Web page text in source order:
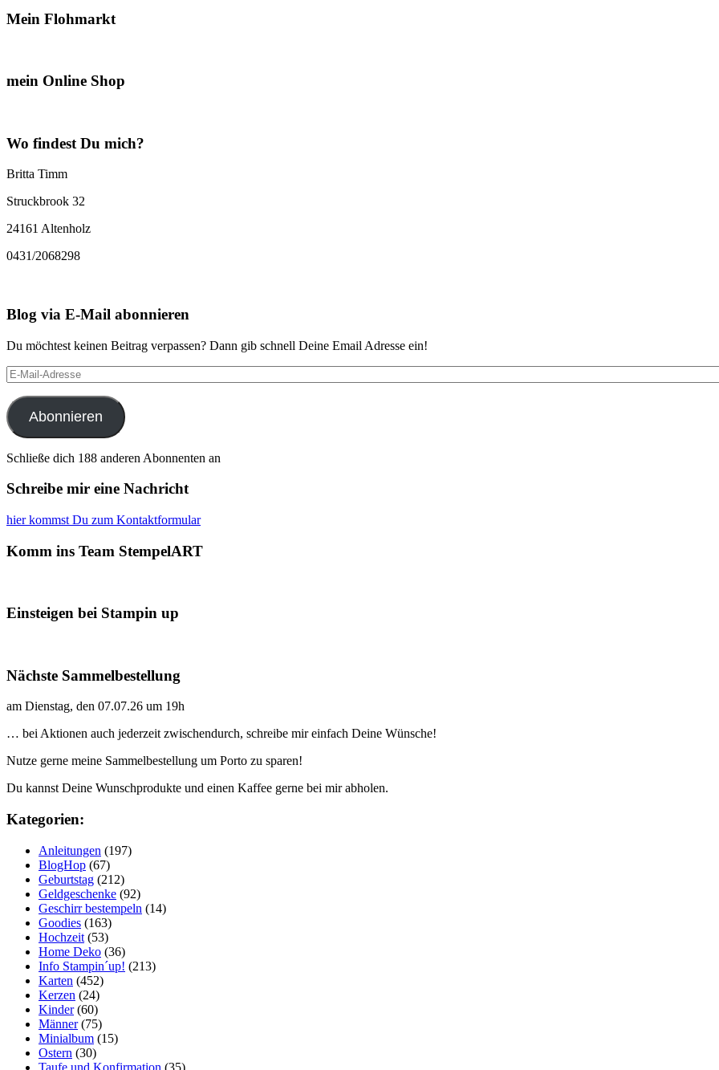
Mein Flohmarkt
mein Online Shop
Wo findest Du mich?
Britta Timm
Struckbrook 32
24161 Altenholz
0431/2068298
Blog via E-Mail abonnieren
Du möchtest keinen Beitrag verpassen? Dann gib schnell Deine Email Adresse ein!
E-
Mail-
Adresse
Abonnieren
Schließe dich 188 anderen Abonnenten an
Schreibe mir eine Nachricht
hier kommst Du zum Kontaktformular
Komm ins Team StempelART
Einsteigen bei Stampin up
Nächste Sammelbestellung
am Dienstag, den 07.07.26 um 19h
… bei Aktionen auch jederzeit zwischendurch, schreibe mir einfach Deine Wünsche!
Nutze gerne meine Sammelbestellung um Porto zu sparen!
Du kannst Deine Wunschprodukte und einen Kaffee gerne bei mir abholen.
Kategorien:
Anleitungen (197)
BlogHop (67)
Geburtstag (212)
Geldgeschenke (92)
Geschirr bestempeln (14)
Goodies (163)
Hochzeit (53)
Home Deko (36)
Info Stampin´up! (213)
Karten (452)
Kerzen (24)
Kinder(60)
Männer(75)
Minialbum (15)
Ostern (30)
Taufe und Konfirmation (35)